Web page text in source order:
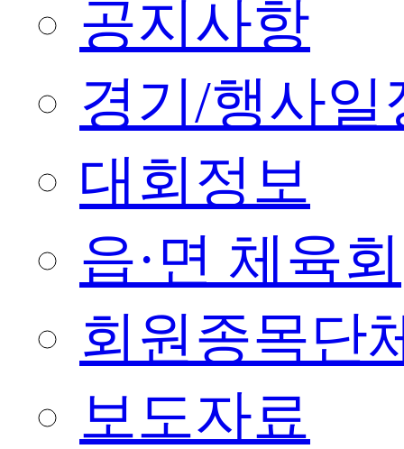
공지사항
경기/행사일
대회정보
읍·면 체육회
회원종목단
보도자료